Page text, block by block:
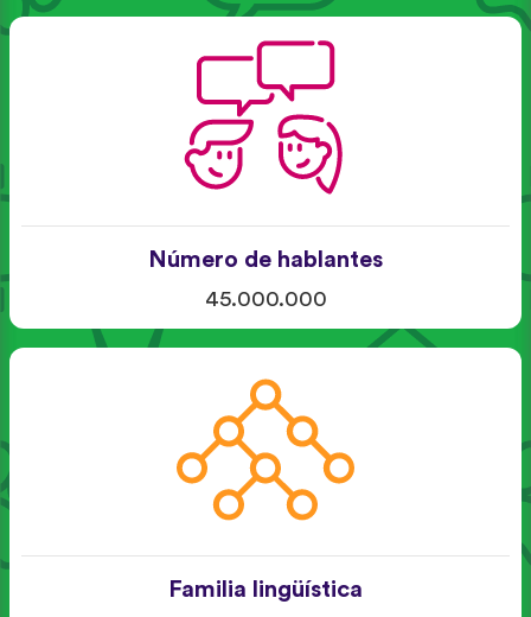
Número de hablantes
45.000.000
Familia lingüística